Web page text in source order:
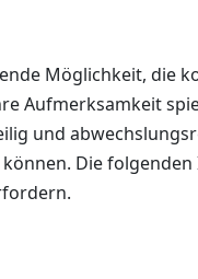
Möglichkeit, die
Aufmerksamkeit
und
Die